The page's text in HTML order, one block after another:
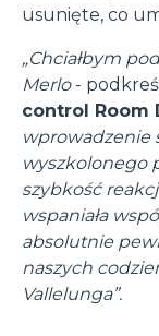
usunięte, co
„Chciałbym
Merlo-
control Room
wprowadzenie
wyszkolonego
szybkość
wspaniała
absolutnie
naszych
Vallelunga”.